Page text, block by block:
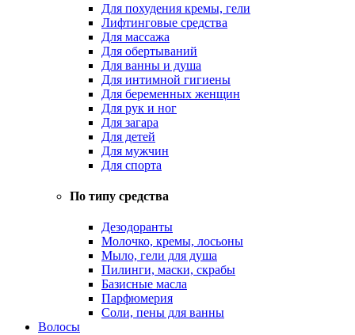
Для похудения кремы, гели
Лифтинговые средства
Для массажа
Для обертываний
Для ванны и душа
Для интимной гигиены
Для беременных женщин
Для рук и ног
Для загара
Для детей
Для мужчин
Для спорта
По типу средства
Дезодоранты
Молочко, кремы, лосьоны
Мыло, гели для душа
Пилинги, маски, скрабы
Базисные масла
Парфюмерия
Соли, пены для ванны
Волосы